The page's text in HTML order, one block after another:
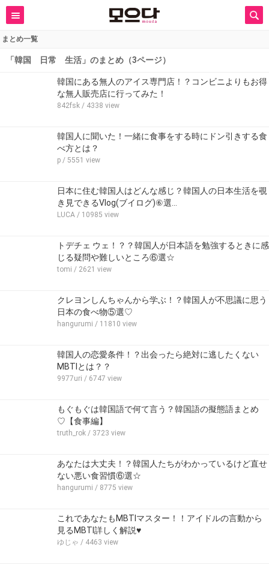
まとめ一覧
「韓国 日常 生活」のまとめ（3ページ）
韓国にある無人のアイス専門店！？コンビニよりもお得
な無人販売店に行ってみた！
842fsk / 4338 view
韓国人に聞いた！一緒に食事をする時にドン引きする食
べ方とは？
p / 5551 view
日本に住む韓国人はどんな感じ？韓国人の日本生活を覗
き見できるVlog(ブイログ)⑥選…
LUCA / 10985 view
トデチェ ウェ！？？韓国人が日本語を勉強するときに感
じる疑問や難しいところ⑥選☆
tomi / 2621 view
クレヨンしんちゃんから学ぶ！？韓国人が不思議に思う
日本の食べ物⑤選♡
hangurumi / 11810 view
韓国人の恋愛条件！？出会ったら絶対に逃したくない
MBTIとは？？
9977uri / 6747 view
もぐもぐは韓国語で何て言う？韓国語の擬態語まとめ
♡【食事編】
truth_rok / 3723 view
あなたは大丈夫！？韓国人たちがわかっているけど直せ
ない悪い食習慣⑥選☆
hangurumi / 8775 view
これであなたもMBTIマスター！！アイドルの言動から
見るMBTI詳しく解説♥
ゆじゃ / 4463 view